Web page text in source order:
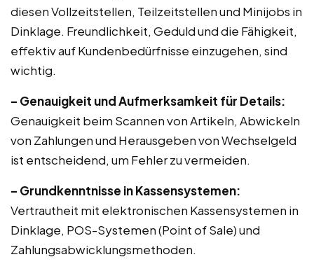
diesen Vollzeitstellen, Teilzeitstellen und Minijobs in
Dinklage. Freundlichkeit, Geduld und die Fähigkeit,
effektiv auf Kundenbedürfnisse einzugehen, sind
wichtig.
– Genauigkeit und Aufmerksamkeit für Details:
Genauigkeit beim Scannen von Artikeln, Abwickeln
von Zahlungen und Herausgeben von Wechselgeld
ist entscheidend, um Fehler zu vermeiden.
– Grundkenntnisse in Kassensystemen:
Vertrautheit mit elektronischen Kassensystemen in
Dinklage, POS-Systemen (Point of Sale) und
Zahlungsabwicklungsmethoden.